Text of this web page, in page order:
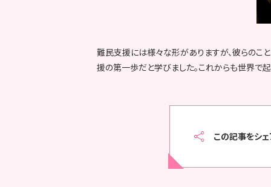
難民支援には様々な形がありますが、彼らのこ
援の第一歩だと学びました。これからも世界で
この記事をシ